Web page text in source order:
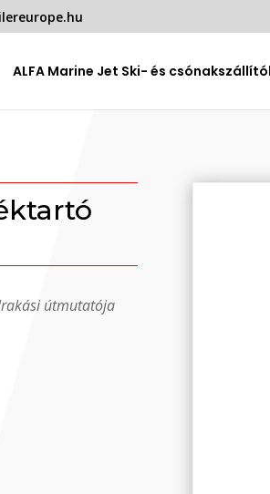
ALFA Marine Jet Ski- és
útmutatója